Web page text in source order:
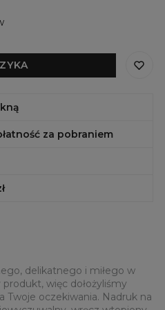
za pobraniem
delikatnego i miłego w
więc dołożyliśmy
Twoje oczekiwania. Nadruk na